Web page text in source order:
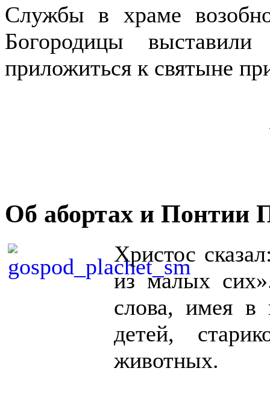
Службы в храме
Богородицы
приложиться к святыне
Об абортах и Понтии
Христос
из малых
слова, имея в
детей,
животных.